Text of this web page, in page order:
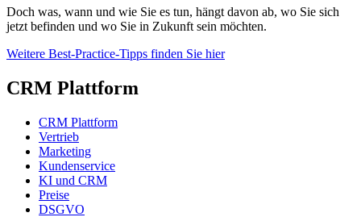
Doch was, wann und wie Sie es tun, hängt davon ab, wo Sie sich
jetzt befinden und wo Sie in Zukunft sein möchten.
Weitere Best-Practice-Tipps finden Sie hier
CRM Plattform
CRM Plattform
Vertrieb
Marketing
Kundenservice
KI und CRM
Preise
DSGVO